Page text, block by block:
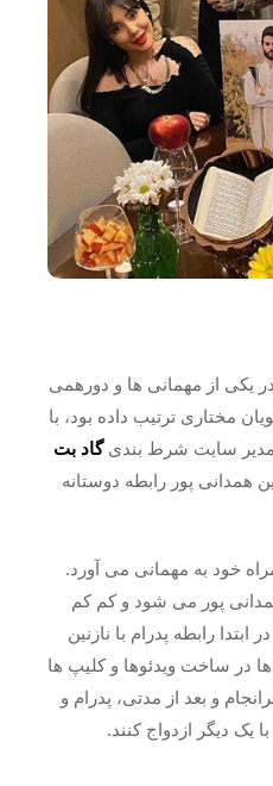
یکی از مهمانی ها و دورهمی
مختاری ترتیب داده بود، با
مدیر سایت شرط بندیگاد بت
همدانی پور رابطه دوستانه
خود به مهمانی می‌ آورد.
پور می شود و کم کم
رابطه پدرام با نازنین
در ساخت ویدئوها و کلیپ ها
و بعد از مدتی، پدرام و
یک دیگر ازدواج کنند.